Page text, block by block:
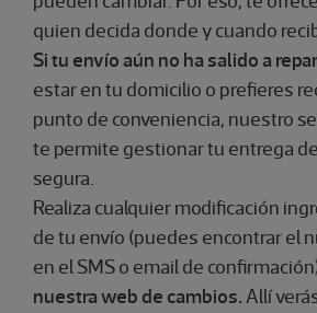
quien decida donde y cuando
Si tu envío aún no ha salido a
estar en tu domicilio o prefieres
punto de conveniencia, nuestro
te permite gestionar tu entrega
segura.
Realiza cualquier modificación
de tu envío (puedes encontrar el
en el SMS o email de
nuestra web de cambios. Allí